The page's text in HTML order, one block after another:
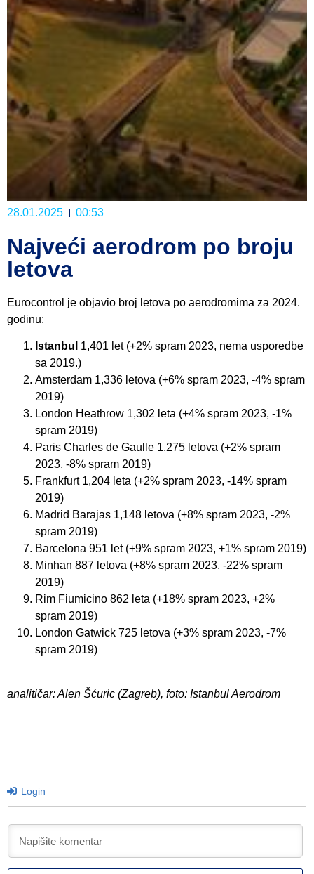
28.01.2025 00:53
Najveći aerodrom po broju
letova
Eurocontrol je objavio broj letova po aerodromima za 2024.
godinu:
Istanbul 1,401 let (+2% spram 2023, nema usporedbe
sa 2019.)
Amsterdam 1,336 letova (+6% spram 2023, -4% spram
2019)
London Heathrow 1,302 leta (+4% spram 2023, -1%
spram 2019)
Paris Charles de Gaulle 1,275 letova (+2% spram
2023, -8% spram 2019)
Frankfurt 1,204 leta (+2% spram 2023, -14% spram
2019)
Madrid Barajas 1,148 letova (+8% spram 2023, -2%
spram 2019)
Barcelona 951 let (+9% spram 2023, +1% spram 2019)
Minhan 887 letova (+8% spram 2023, -22% spram
2019)
Rim Fiumicino 862 leta (+18% spram 2023, +2%
spram 2019)
London Gatwick 725 letova (+3% spram 2023, -7%
spram 2019)
analitičar: Alen Šćuric (Zagreb), foto: Istanbul Aerodrom
Login